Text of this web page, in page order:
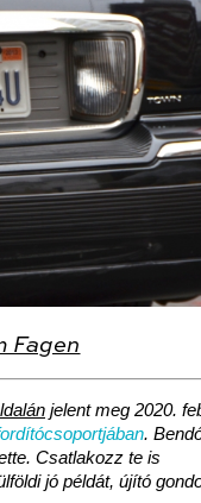
Fagen
jelent meg 2020.
.
Csatlakozz te is
jó példát, újító